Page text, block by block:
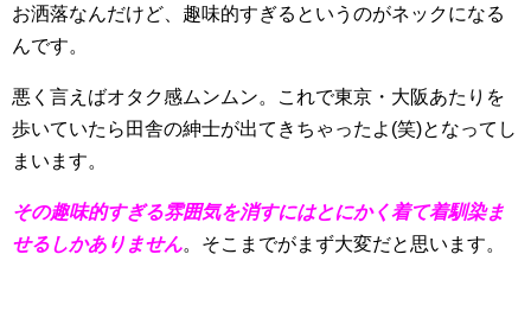
お洒落なんだけど、趣味的すぎるというのがネックになる
んです。
悪く言えばオタク感ムンムン。これで東京・大阪あたりを
歩いていたら田舎の紳士が出てきちゃったよ(笑)となってし
まいます。
その趣味的すぎる雰囲気を消すにはとにかく着て着馴染ま
せるしかありません。そこまでがまず大変だと思います。